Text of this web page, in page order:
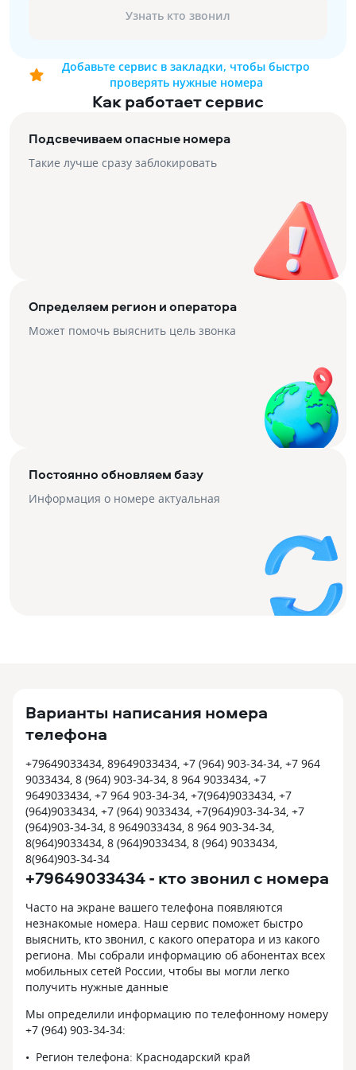
Узнать кто звонил
Добавьте сервис в закладки, чтобы быстро
проверять нужные номера
Как работает сервис
Подсвечиваем опасные номера
Такие лучше сразу заблокировать
Определяем регион и оператора
Может помочь выяснить цель звонка
Постоянно обновляем базу
Информация о номере актуальная
Варианты написания номера
телефона
+79649033434, 89649033434, +7 (964) 903-34-34, +7 964
9033434, 8 (964) 903-34-34, 8 964 9033434, +7
9649033434, +7 964 903-34-34, +7(964)9033434, +7
(964)9033434, +7 (964) 9033434, +7(964)903-34-34, +7
(964)903-34-34, 8 9649033434, 8 964 903-34-34,
8(964)9033434, 8 (964)9033434, 8 (964) 9033434,
8(964)903-34-34
+79649033434 - кто звонил с номера
Часто на экране вашего телефона появляются
незнакомые номера. Наш сервис поможет быстро
выяснить, кто звонил, с какого оператора и из какого
региона. Мы собрали информацию об абонентах всех
мобильных сетей России, чтобы вы могли легко
получить нужные данные
Мы определили информацию по телефонному номеру
+7 (964) 903-34-34:
Регион телефона: Краснодарский край